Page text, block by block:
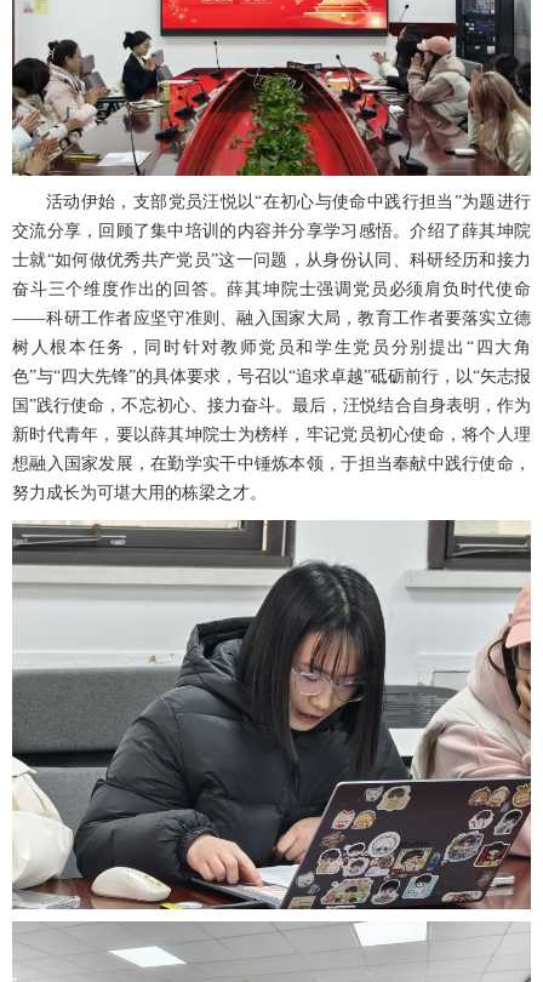
活动伊始，支部党员汪悦以“在初心与使命中践行担当”为题进行
交流分享，回顾了集中培训的内容并分享学习感悟。介绍了薛其坤院
士就“如何做优秀共产党员”这一问题，从身份认同、科研经历和接力
奋斗三个维度作出的回答。薛其坤院士强调党员必须肩负时代使命
——科研工作者应坚守准则、融入国家大局，教育工作者要落实立德
树人根本任务，同时针对教师党员和学生党员分别提出“四大角
色”与“四大先锋”的具体要求，号召以“追求卓越”砥砺前行，以“矢志报
国”践行使命，不忘初心、接力奋斗。最后，汪悦结合自身表明，作为
新时代青年，要以薛其坤院士为榜样，牢记党员初心使命，将个人理
想融入国家发展，在勤学实干中锤炼本领，于担当奉献中践行使命，
努力成长为可堪大用的栋梁之才。